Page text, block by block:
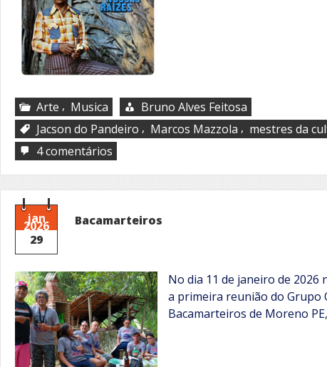
Arte , Musica
Bruno Alves Feitosa
Jacson do Pandeiro , Marcos Mazzola , mestres da
4 comentários
Um
enigmático
intercâmbio
mestres
da
jan
2026
29
Bacamarteiros
No dia 11 de janeiro de
a primeira reunião do Grupo
Bacamarteiros de Moreno